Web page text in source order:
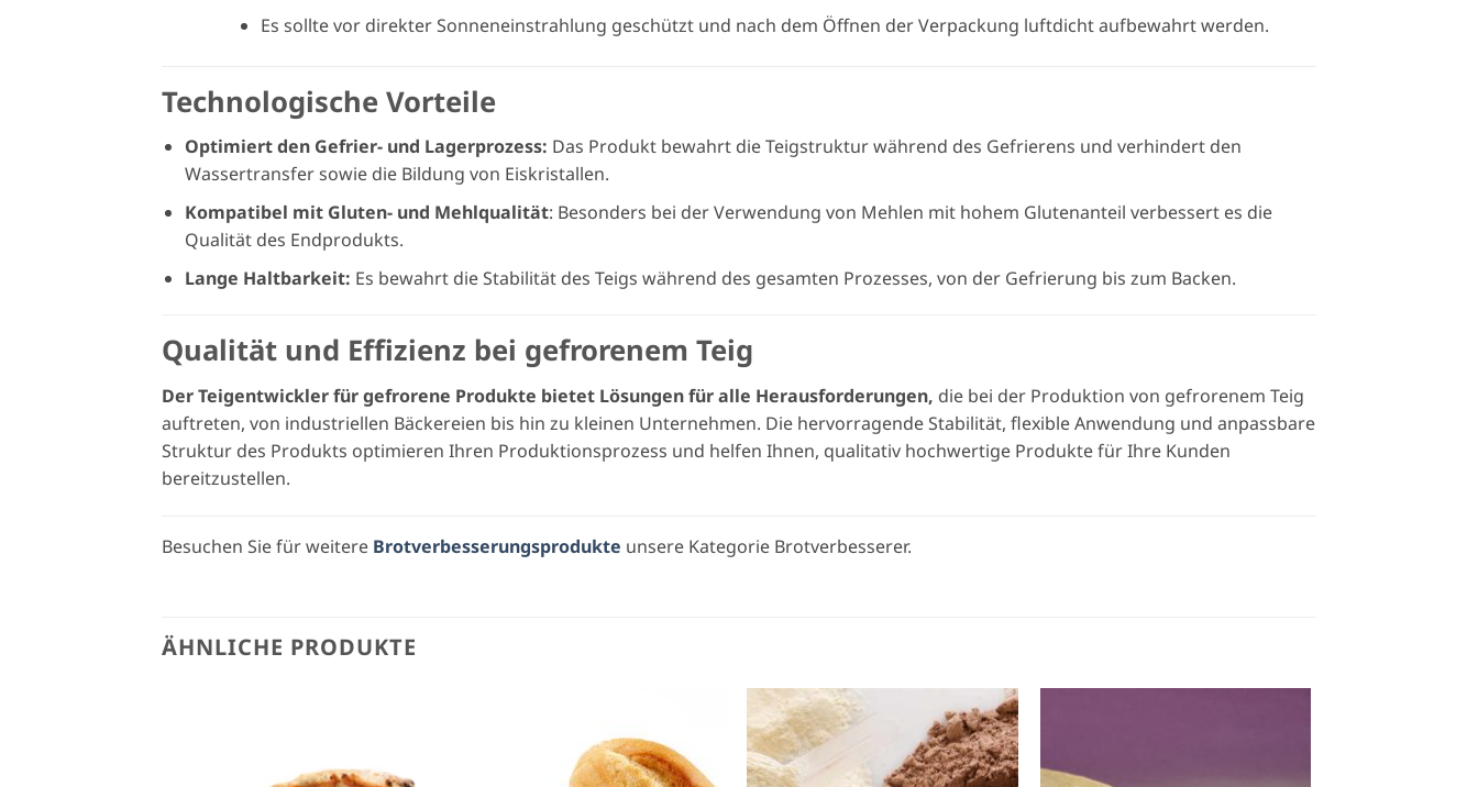
Es sollte vor direkter Sonneneinstrahlung geschützt und nach dem Öffnen der Verpackung luftdicht aufbewahrt werden.
Technologische Vorteile
Optimiert den Gefrier- und Lagerprozess: Das Produkt bewahrt die Teigstruktur während des Gefrierens und verhindert den
Wassertransfer sowie die Bildung von Eiskristallen.
Kompatibel mit Gluten- und Mehlqualität: Besonders bei der Verwendung von Mehlen mit hohem Glutenanteil verbessert es die
Qualität des Endprodukts.
Lange Haltbarkeit: Es bewahrt die Stabilität des Teigs während des gesamten Prozesses, von der Gefrierung bis zum Backen.
Qualität und Effizienz bei gefrorenem Teig
Der Teigentwickler für gefrorene Produkte bietet Lösungen für alle Herausforderungen, die bei der Produktion von gefrorenem Teig
auftreten, von industriellen Bäckereien bis hin zu kleinen Unternehmen. Die hervorragende Stabilität, flexible Anwendung und anpassbare
Struktur des Produkts optimieren Ihren Produktionsprozess und helfen Ihnen, qualitativ hochwertige Produkte für Ihre Kunden
bereitzustellen.
Besuchen Sie für weitere Brotverbesserungsprodukte unsere Kategorie Brotverbesserer.
ÄHNLICHE PRODUKTE